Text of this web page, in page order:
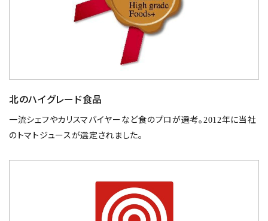
北のハイグレード⾷品
⼀流シェフやカリスマバイヤーなど⾷のプロが選考。 2012年に当社
のトマトジュースが選定されました。